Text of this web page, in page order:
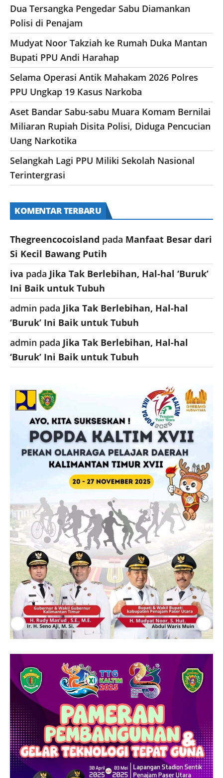
Dua Tersangka Pengedar Sabu Diamankan
Polisi di Penajam
Mudyat Noor Takziah ke Rumah Duka Mantan
Bupati PPU Andi Harahap
Selama Operasi Antik Mahakam 2026 Polres
PPU Ungkap 19 Kasus Narkoba
Aset Bandar Sabu-sabu Muara Komam Bernilai
Miliaran Rupiah Disita Polisi, Diduga Pencucian
Uang Narkotika
Selangkah Lagi PPU Miliki Sekolah Nasional
Terintergrasi
KOMENTAR TERBARU
Thegreencocoisland pada Manfaat Besar dari
Si Kecil Bawang Putih
iva pada Jika Tak Berlebihan, Hal-hal ‘Buruk’
Ini Baik untuk Tubuh
admin pada Jika Tak Berlebihan, Hal-hal
‘Buruk’ Ini Baik untuk Tubuh
admin pada Jika Tak Berlebihan, Hal-hal
‘Buruk’ Ini Baik untuk Tubuh